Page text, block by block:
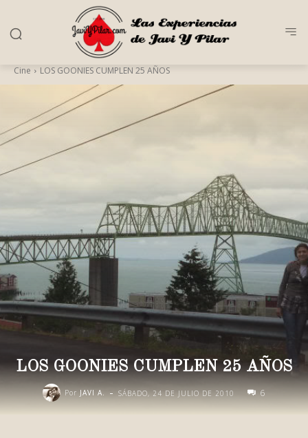
Cine LOS GOONIES CUMPLEN 25 AÑOS
LOS GOONIES CUMPLEN 25 AÑOS
Por JAVI A. - SÁBADO, 24 DE JULIO DE 2010 6